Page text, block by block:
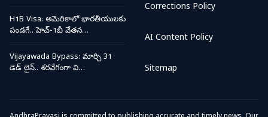
H1B Visa: అమెరికాలో భారతీయులకు
పండగే.. హెచ్-1బీ వేతన…
Vijayawada Bypass: మార్చి 31
డెడ్ లైన్.. శరవేగంగా వి…
Corrections Policy
AI Content Policy
Sitemap